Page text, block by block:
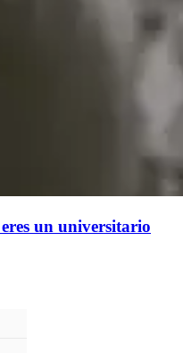
un universitario